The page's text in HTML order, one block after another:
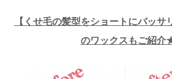
【 くせ毛の髪型をショートにバッサ
のワックスもご紹介